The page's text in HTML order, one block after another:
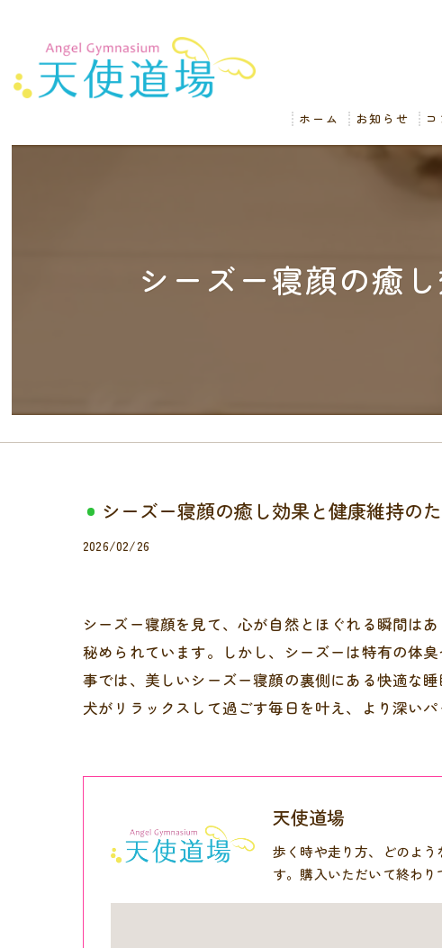
ホーム お知らせ
シーズー寝顔の癒
シーズー寝顔の癒し効果と健康維持の
2026/02/26
シーズー寝顔を見て、心が自然とほぐれる瞬間は
秘められています。しかし、シーズーは特有の体
事では、美しいシーズー寝顔の裏側にある快適な
犬がリラックスして過ごす毎日を叶え、より深い
天使道場
歩く時や走り方、どのよ
す。購入いただいて終わり